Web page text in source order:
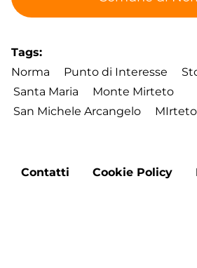
Tags
Norma
Punto di Interesse
Santa Maria
Monte Mirteto
San Michele Arcangelo
MIrteto
Footer
Contatti Cookie Policy